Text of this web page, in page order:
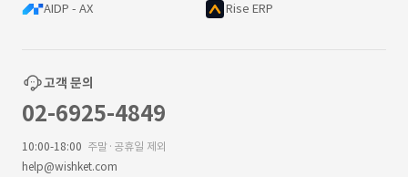
AIDP - AX Rise ERP
고객 문의
02-6925-4849
10:00-18:00 주말·공휴일 제외
help@wishket.com